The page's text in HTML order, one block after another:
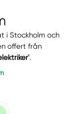
i Stockholm och
offert från
.